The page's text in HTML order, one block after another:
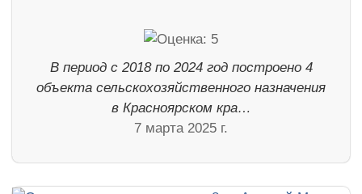
В период с 2018 по 2024 год построено 4
объекта сельскохозяйственного назначения
в Красноярском кра…
7 марта 2025 г.